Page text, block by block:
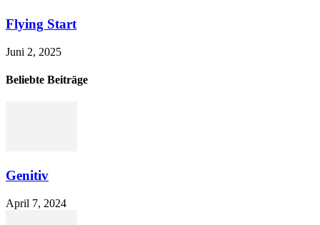
Flying Start
Juni 2, 2025
Beliebte Beiträge
Genitiv
April 7, 2024